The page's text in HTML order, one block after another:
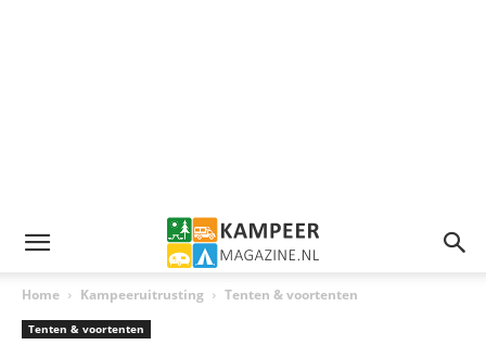
Home Kampeeruitrusting Tenten & voortenten
Tenten & voortenten